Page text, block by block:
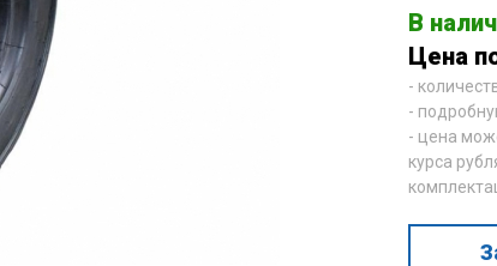
В
Цена
-
-
- цена
курса